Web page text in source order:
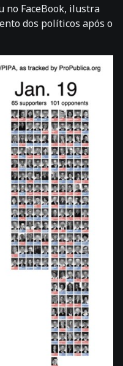
no FaceBook, ilustra
dos políticos após o